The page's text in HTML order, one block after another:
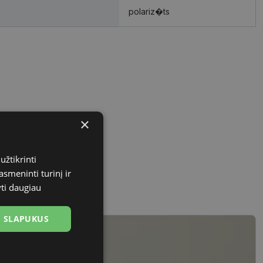
polariz�ts
×
turinį ir
daugiau
SLAPUKUS